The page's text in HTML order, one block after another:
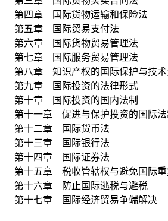
第四章 国际货物运输和保险法
第五章 国际贸易支付法
第六章 国际货物贸易管理法
第七章 国际服务贸易管理法
第八章 知识产权的国际保护与技术
第九章 国际投资的法律形式
第十章 国际投资的国内法制
第十一章 促进与保护投资的国际法
第十二章 国际货币法
第十三章 国际银行法
第十四章 国际证券法
第十五章 税收管辖权与避免国际重
第十六章 防止国际逃税与避税
第十七章 国际经济贸易争端解决